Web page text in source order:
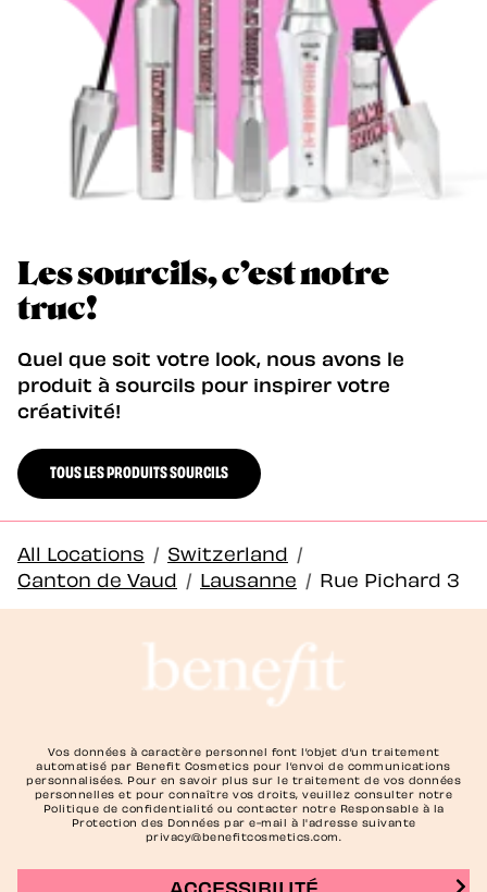
Les sourcils, c’est notre
truc!
Quel que soit votre look, nous avons le
produit à sourcils pour inspirer votre
créativité!
TOUS LES PRODUITS SOURCILS
All Locations / Switzerland /
Canton de Vaud / Lausanne / Rue Pichard 3
Vos données à caractère personnel font l’objet d’un traitement
automatisé par Benefit Cosmetics pour l’envoi de communications
personnalisées. ​Pour en savoir plus sur le traitement de vos données
personnelles et pour connaître vos droits, veuillez consulter notre
Politique de confidentialité ou contacter notre Responsable à la
Protection des Données par e-mail à l'adresse suivante
privacy@benefitcosmetics.com.
ACCESSIBILITÉ